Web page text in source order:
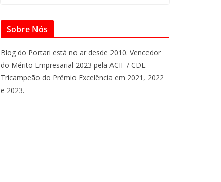
Sobre Nós
Blog do Portari está no ar desde 2010. Vencedor
do Mérito Empresarial 2023 pela ACIF / CDL.
Tricampeão do Prêmio Excelência em 2021, 2022
e 2023.